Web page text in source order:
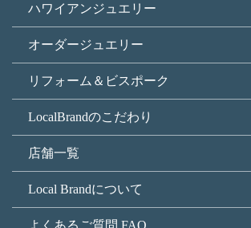
ハワイアンジュエリー
オーダージュエリー
リフォーム＆ビスポーク
LocalBrandのこだわり
店舗一覧
Local Brandについて
よくあるご質問 FAQ